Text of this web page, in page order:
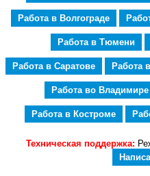
Работа в Волгограде
Работа в Тюмени
Работа в Саратове Работа
Работа во Владимире
Работа в Костроме
Техническая поддержка: